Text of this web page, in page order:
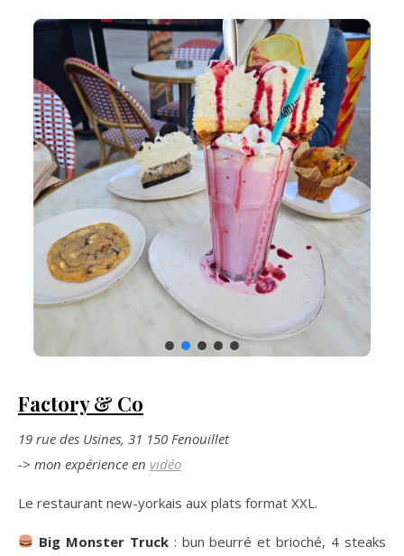
Factory & Co
19 rue des Usines, 31 150 Fenouillet
-> mon expérience en vidéo
Le restaurant new-yorkais aux plats format XXL.
Big Monster Truck : bun beurré et brioché, 4 steaks